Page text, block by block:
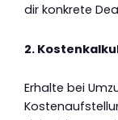
dir konkrete
2.
Erhalte bei